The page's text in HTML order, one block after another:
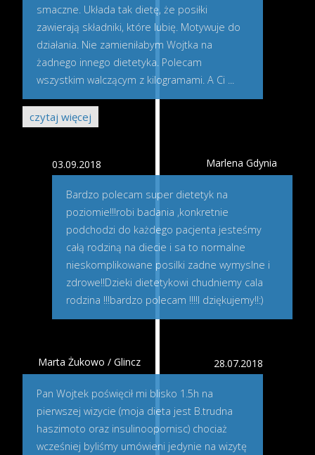
smaczne. Układa tak dietę, że posiłki
zawierają składniki, które lubię. Motywuje do
działania. Nie zamieniłabym Wojtka na
żadnego innego dietetyka. Polecam
wszystkim walczącym z kilogramami. A Ci ...
czytaj więcej
Marlena Gdynia
03.09.2018
Bardzo polecam super dietetyk na
poziomie!!!robi badania ,konkretnie
podchodzi do każdego pacjenta jesteśmy
całą rodziną na diecie i sa to normalne
nieskomplikowane posilki zadne wymyslne i
zdrowe!!Dzieki dietetykowi chudniemy cala
rodzina !!!bardzo polecam !!!!I dziękujemy!!:)
Marta Żukowo / Glincz 28.07.2018
Pan Wojtek poświęcił mi blisko 1.5h na
pierwszej wizycie (moja dieta jest B.trudna
haszimoto oraz insulinoopornisc) chociaż
wcześniej byliśmy umówieni jedynie na wizytę